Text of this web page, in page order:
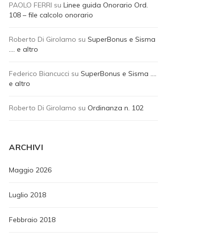
PAOLO FERRI suLinee guida Onorario Ord.
108 – file calcolo onorario
Roberto Di Girolamo suSuperBonus e Sisma
…. e altro
Federico Biancucci suSuperBonus e Sisma ….
e altro
Roberto Di Girolamo su Ordinanza n. 102
ARCHIVI
Maggio 2026
Luglio 2018
Febbraio 2018